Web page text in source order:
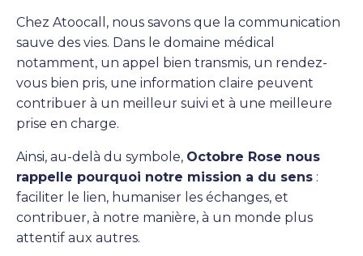
Chez Atoocall, nous savons que la communication
sauve des vies. Dans le domaine médical
notamment, un appel bien transmis, un rendez-
vous bien pris, une information claire peuvent
contribuer à un meilleur suivi et à une meilleure
prise en charge.
Ainsi, au-delà du symbole, Octobre Rose nous
rappelle pourquoi notre mission a du sens :
faciliter le lien, humaniser les échanges, et
contribuer, à notre manière, à un monde plus
attentif aux autres.